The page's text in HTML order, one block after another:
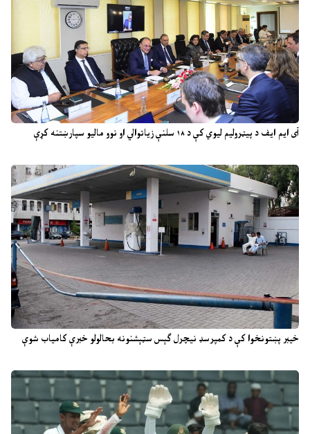
آی ایم ایف د پیټرولیم لیوي کې د ۱۸ سلنې زیاتوالي او نوو مالیو سپارښتنه کړې
خیبر پښتونخوا کې د کمپرسډ نیچرل ګېس سټېشنونه بحالولو خبرې کامیاب شوې